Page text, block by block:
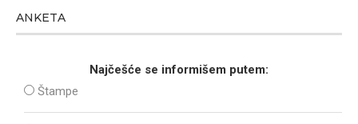
ANKETA
Najčešće se informišem putem:
Štampe